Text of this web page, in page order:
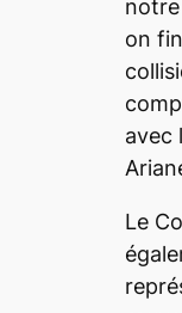
on
avec
Le